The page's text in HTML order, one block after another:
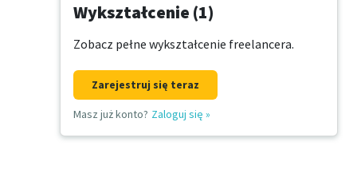
Wykształcenie (1)
Zobacz pełne wykształcenie freelancera.
Zarejestruj się teraz
Masz już konto? Zaloguj się »